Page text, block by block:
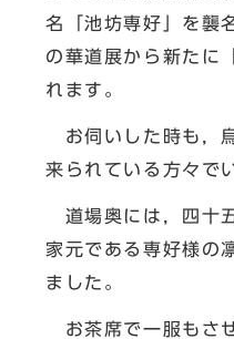
名「池坊専好」を襲
の華道展から新たに
れます。
お伺いした時も，
来られている方々で
道場奥には，四十
家元である専好様の
ました。
お茶席で一服もさ